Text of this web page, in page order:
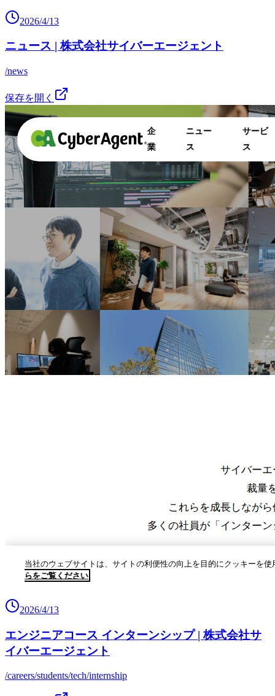
2026/4/13
ニュース | 株式会社サイバーエージェント
/news
保存を開く
2026/4/13
エンジニアコース インターンシップ | 株式会社サ
イバーエージェント
/careers/students/tech/internship